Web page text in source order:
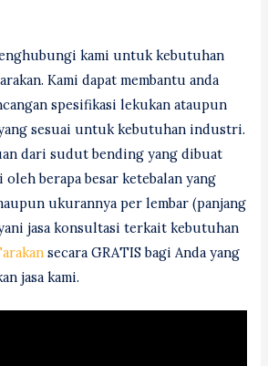
kami untuk kebutuhan
Kami dapat membantu anda
spesifikasi lekukan ataupun
sesuai untuk kebutuhan industri.
dari sudut bending yang dibuat
berapa besar ketebalan yang
ukurannya per lembar (panjang
jasa konsultasi terkait kebutuhan
secara GRATIS bagi Anda yang
jasa kami.